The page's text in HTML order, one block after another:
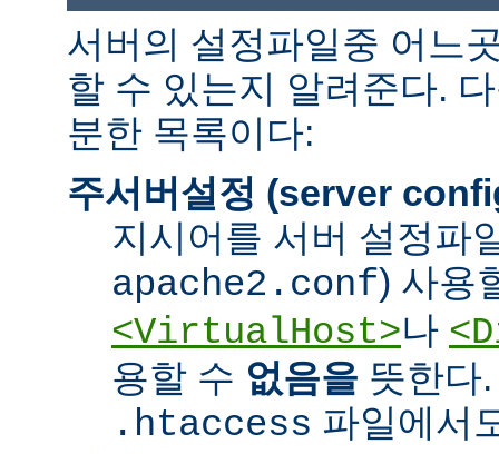
서버의 설정파일중 어느
할 수 있는지 알려준다.
분한 목록이다:
주서버설정 (server
지시어를 서버 설정파
apache2.conf) 사용
<VirtualHost>나
용할 수 없음을 뜻한다
.htaccess 파일에서